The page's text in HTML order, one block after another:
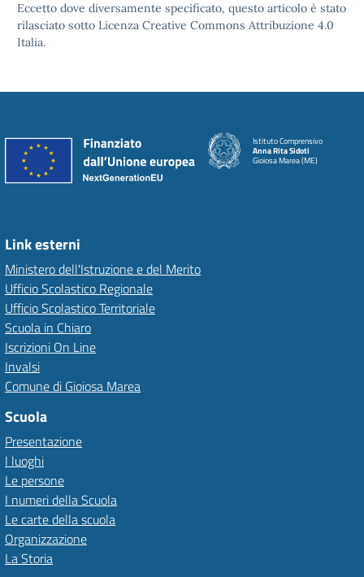
Eccetto dove diversamente specificato, questo articolo è stato
rilasciato sotto Licenza Creative Commons Attribuzione 4.0
Italia.
Istituto Comprensivo
Anna Rita Sidoti
Gioiosa Marea (ME)
Link esterni
Ministero dell'Istruzione e del Merito
Ufficio Scolastico Regionale
Ufficio Scolastico Territoriale
Scuola in Chiaro
Iscrizioni On Line
Invalsi
Comune di Gioiosa Marea
Scuola
Presentazione
I luoghi
Le persone
I numeri della Scuola
Le carte della scuola
Organizzazione
La Storia